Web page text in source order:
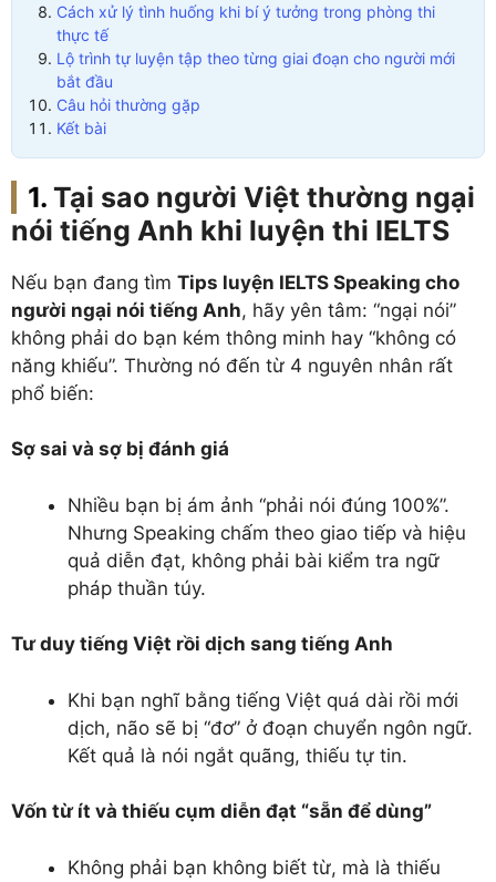
Cách xử lý tình huống khi bí ý tưởng trong phòng thi
thực tế
Lộ trình tự luyện tập theo từng giai đoạn cho người mới
bắt đầu
Câu hỏi thường gặp
Kết bài
Tại sao người Việt thường ngại
nói tiếng Anh khi luyện thi IELTS
Nếu bạn đang tìm Tips luyện IELTS Speaking cho
người ngại nói tiếng Anh, hãy yên tâm: “ngại nói”
không phải do bạn kém thông minh hay “không có
năng khiếu”. Thường nó đến từ 4 nguyên nhân rất
phổ biến:
Sợ sai và sợ bị đánh giá
Nhiều bạn bị ám ảnh “phải nói đúng 100%”.
Nhưng Speaking chấm theo giao tiếp và hiệu
quả diễn đạt, không phải bài kiểm tra ngữ
pháp thuần túy.
Tư duy tiếng Việt rồi dịch sang tiếng Anh
Khi bạn nghĩ bằng tiếng Việt quá dài rồi mới
dịch, não sẽ bị “đơ” ở đoạn chuyển ngôn ngữ.
Kết quả là nói ngắt quãng, thiếu tự tin.
Vốn từ ít và thiếu cụm diễn đạt “sẵn để dùng”
Không phải bạn không biết từ, mà là thiếu